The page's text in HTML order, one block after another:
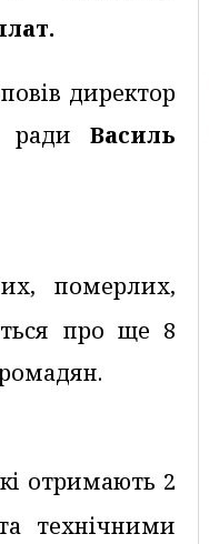
директор
ради Василь
померлих,
про ще 8
отримають 2
технічними